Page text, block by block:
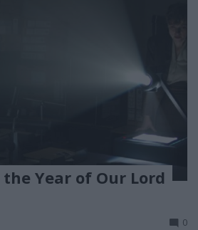
Year of Our Lord
0